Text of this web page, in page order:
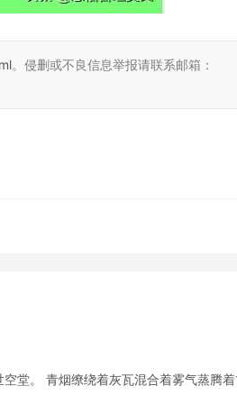
。侵删或不良信息举报请联系邮箱：
堂。 青烟缭绕着灰瓦混合着雾气蒸腾